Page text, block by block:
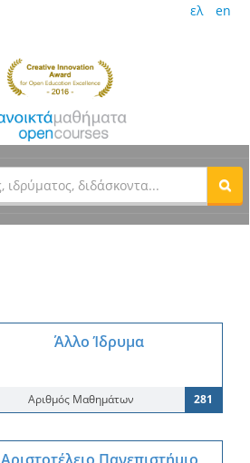
ελ en
Άλλο Ίδρυμα
Αριθμός Μαθημάτων 281